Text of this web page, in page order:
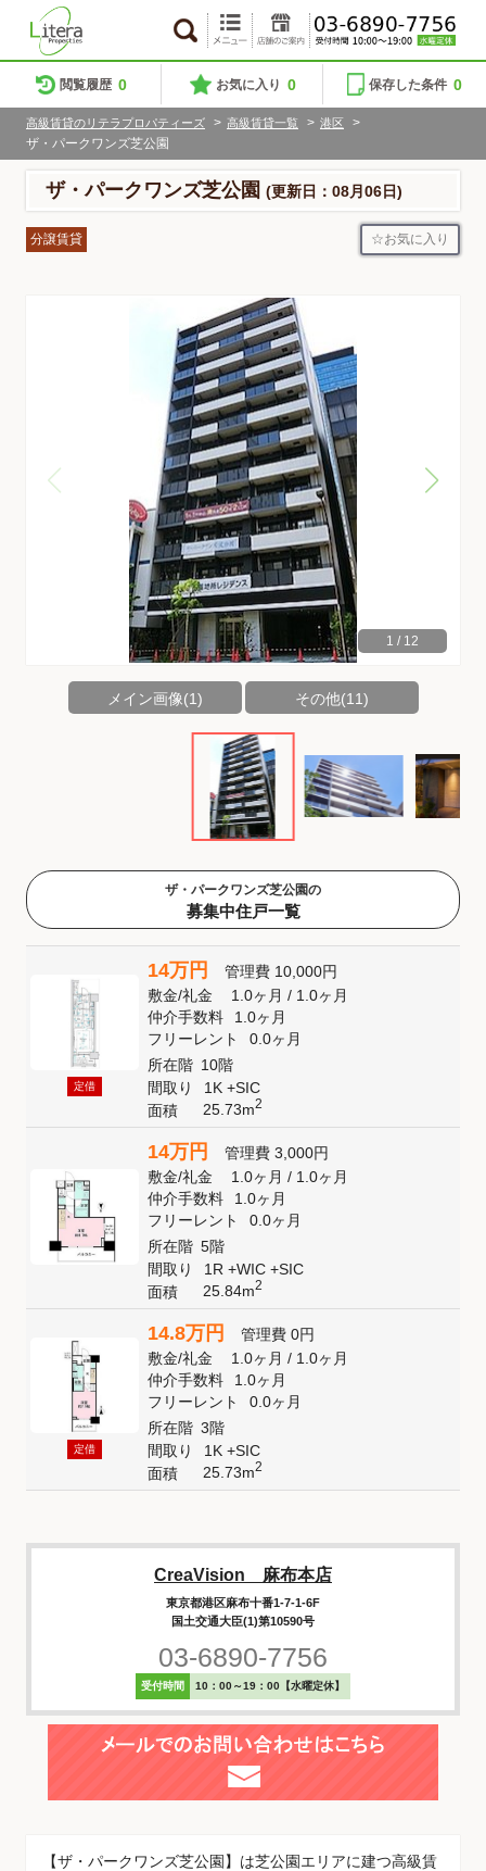
閲覧履歴 0 お気に入り 0 保存した条件 0
高級賃貸のリテラプロパティーズ > 高級賃貸一覧 > 港区
>
ザ・パークワンズ芝公園
ザ・パークワンズ芝公園 (更新日：08月06日)
分譲賃貸 お気に入り
1 / 12
メイン画像(1) その他(11)
ザ・パークワンズ芝公園の
募集中住戸一覧
定借
14万円 管理費 10,000円
敷金/礼金 1.0ヶ月/ 1.0ヶ月
仲介手数料
1.0ヶ月
フリーレント
0.0ヶ月
所在階 10階
間取り
1K +SIC
面積
25.73m2
14万円 管理費 3,000円
敷金/礼金 1.0ヶ月/ 1.0ヶ月
仲介手数料
1.0ヶ月
フリーレント
0.0ヶ月
所在階 5階
間取り
1R +WIC +SIC
面積
25.84m2
定借
14.8万円 管理費 0円
敷金/礼金 1.0ヶ月/ 1.0ヶ月
仲介手数料
1.0ヶ月
フリーレント
0.0ヶ月
所在階 3階
間取り
1K +SIC
面積
25.73m2
CreaVision 麻布本店
東京都港区麻布十番1-7-1-6F
国土交通大臣(1)第10590号
03-6890-7756
受付時間 10：00～19：00【水曜定休】
【ザ・パークワンズ芝公園】は芝公園エリアに建つ高級賃